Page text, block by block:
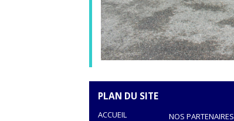
PLAN DU SITE
ACCUEIL
NOS PARTENAIRES